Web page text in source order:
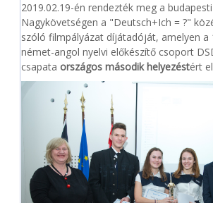
Tehetségpont
Közérdekű
adatok
Tanárjelölteknek
2019.02.19-én rendezték meg a
Nagykövetségen a "Deutsch+Ich = ?"
szóló filmpályázat díjátadóját, amelyen a
német-angol nyelvi előkészítő csoport
csapata országos második helyezéstért